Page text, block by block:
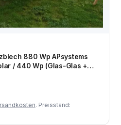
880 Wp APsystems
/ 440 Wp (Glas-Glas +
. Preisstand: